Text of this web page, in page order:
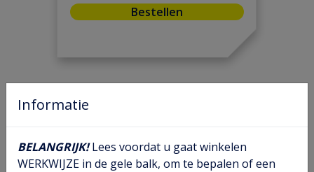
Remmen / Wielen
(83)
Vooras/ Stuurinrichting(47)
Bestellen
Informatie
BELANGRIJK!Lees voordat u gaat winkelen
WERKWIJZE in de gele balk, om te bepalen of een